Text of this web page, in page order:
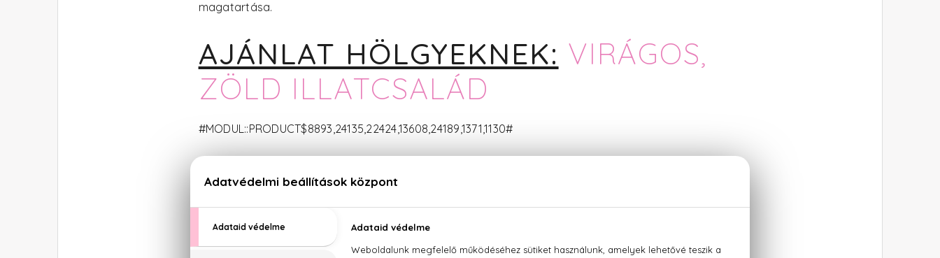
magatartása.
AJÁNLAT HÖLGYEKNEK: VIRÁGOS,
ZÖLD ILLATCSALÁD
#MODUL::PRODUCT$8893,24135,22424,13608,24189,1371,1130#
AZ IKREK FÉRFI JELLEMVONÁSAI:
Látszólagos kimértsége ellenére az Ikrek meglehetősen álhatatlan és hanyag, sosem tudja mit hova
tesz, s ha valamibe belefog, hamar elfelejti mit is akart. Ezzel együtt sosem hajlandó elfogadni